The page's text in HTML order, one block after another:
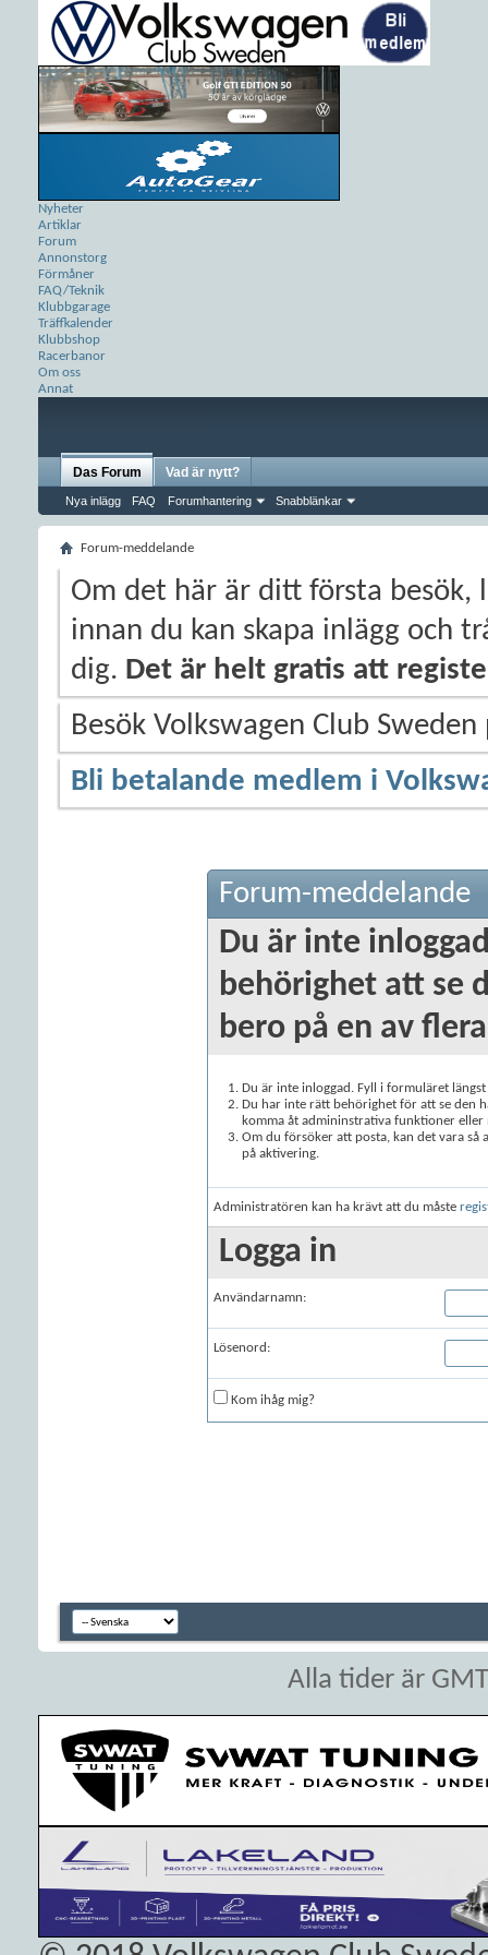
Nyheter
Artiklar
Forum
Annonstorg
Förmåner
FAQ/Teknik
Klubbgarage
Träffkalender
Klubbshop
Racerbanor
Om oss
Annat
Das Forum
Nya inlägg FAQ Forumhantering Snabblänkar
Vad är nytt?
Forum-meddelande
Om det här är ditt första besök,
innan du kan skapa inlägg och
dig. Det är helt gratis att
Besök Volkswagen Club
Bli betalande medlem i
Forum-meddelande
Du är inte
behörighet att se
bero på en av
Du är inte inloggad. Fyll i formuläret
Du har inte rätt behörighet för att se den
komma åt admininstrativa funktioner eller
Om du försöker att posta, kan det vara
på aktivering.
Administratören kan ha krävt att du måste
Logga in
Användarnamn:
Lösenord:
Kom ihåg mig?
Alla tider är